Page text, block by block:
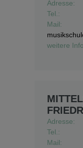
Adresse:
Tel.:
Mail:
weitere
Adresse:
Tel.:
Mail: